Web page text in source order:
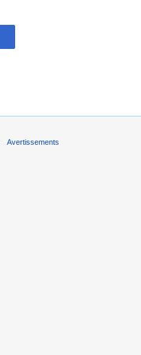
Avertissements